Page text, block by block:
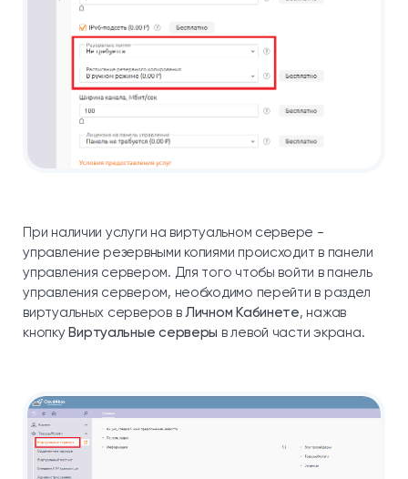
При наличии услуги на виртуальном сервере -
управление резервными копиями происходит в панели
управления сервером. Для того чтобы войти в панель
управления сервером, необходимо перейти в раздел
виртуальных серверов вЛичном Кабинете, нажав
кнопкуВиртуальные серверы в левой части экрана.